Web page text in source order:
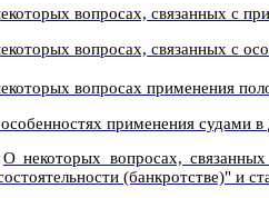
вопросах, связанных с
вопросах, связанных с
вопросах применения
применения судами в
О некоторых вопросах,
(банкротстве)" и